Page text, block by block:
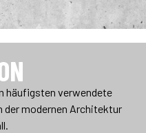
häufigsten verwendete
der modernen Architektur